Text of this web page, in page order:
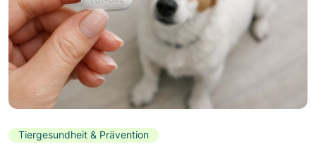
Tiergesundheit & Prävention